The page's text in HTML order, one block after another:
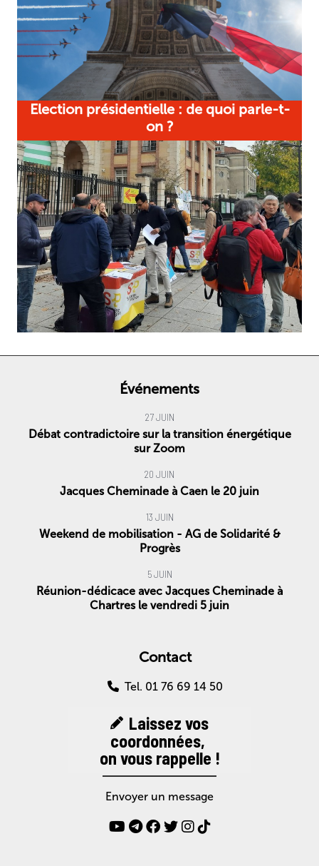
Election présidentielle : de quoi parle-t-
on ?
Événements
27 JUIN
Débat contradictoire sur la transition énergétique
sur Zoom
20 JUIN
Jacques Cheminade à Caen le 20 juin
13 JUIN
Weekend de mobilisation - AG de Solidarité &
Progrès
5 JUIN
Réunion-dédicace avec Jacques Cheminade à
Chartres le vendredi 5 juin
Contact
Tel. 01 76 69 14 50
Laissez vos
coordonnées,
on vous rappelle !
Envoyer un message